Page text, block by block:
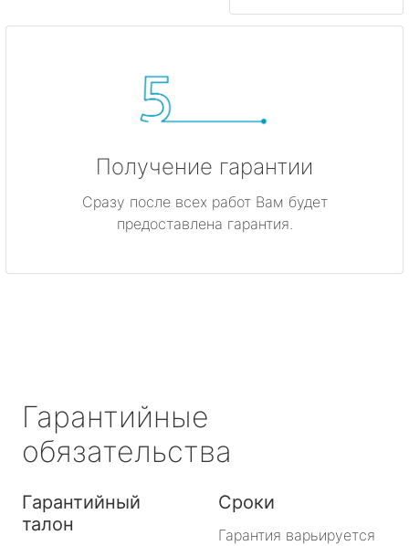
Получение гарантии
Сразу после всех работ Вам будет
предоставлена гарантия.
Гарантийные
обязательства
Гарантийный
талон
Сроки
Гарантия варьируется